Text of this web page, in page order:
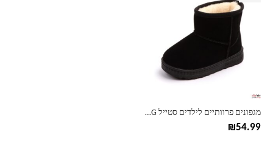
מגפונים פרוותיים לילדים סטייל UGG האג
₪54.99
סוגים.
האפשרויות